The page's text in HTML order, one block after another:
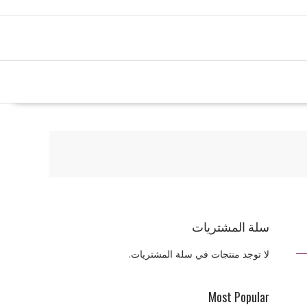
سلة المشتريات
لا توجد منتجات في سلة المشتريات.
Most Popular